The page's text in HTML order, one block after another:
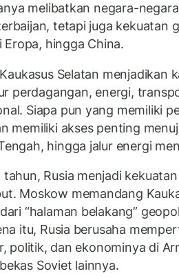
melibatkan negara-
tetapi juga kekuatan
Eropa, hingga China.
Selatan menjadikan
perdagangan, energi,
Siapa pun yang memiliki
memiliki akses penting
hingga jalur energi
tahun, Rusia menjadi
Moskow memandang
“halaman belakang”
itu, Rusia berusaha
politik, dan ekonominya di
Soviet lainnya.